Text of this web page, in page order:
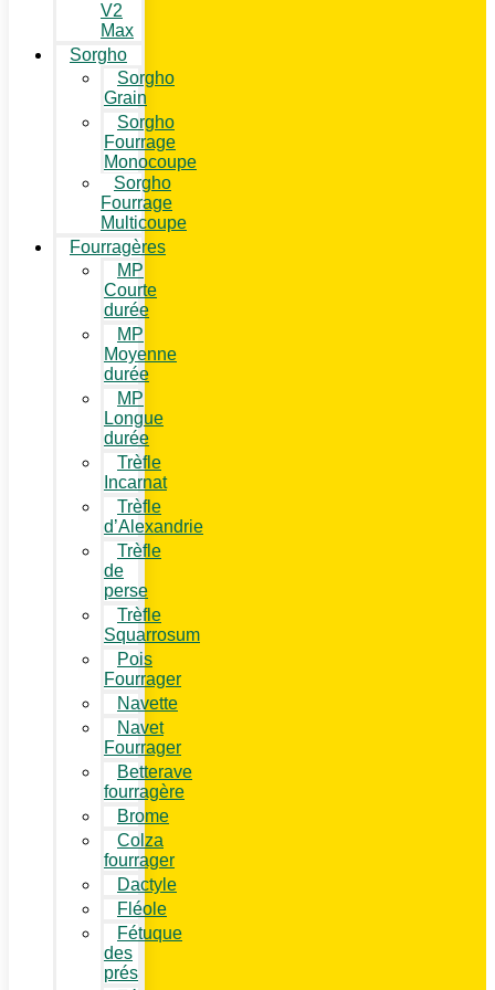
V2
Max
Sorgho
Sorgho
Grain
Sorgho
Fourrage
Monocoupe
Sorgho
Fourrage
Multicoupe
Fourragères
MP
Courte
durée
MP
Moyenne
durée
MP
Longue
durée
Trèfle
Incarnat
Trèfle
d’Alexandrie
Trèfle
de
perse
Trèfle
Squarrosum
Pois
Fourrager
Navette
Navet
Fourrager
Betterave
fourragère
Brome
Colza
fourrager
Dactyle
Fléole
Fétuque
des
prés